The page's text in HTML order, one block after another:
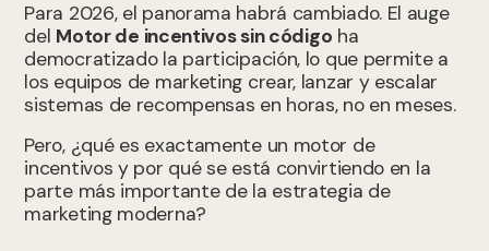
Para 2026, el panorama habrá cambiado. El auge
del Motor de incentivos sin código ha
democratizado la participación, lo que permite a
los equipos de marketing crear, lanzar y escalar
sistemas de recompensas en horas, no en meses.
Pero, ¿qué es exactamente un motor de
incentivos y por qué se está convirtiendo en la
parte más importante de la estrategia de
marketing moderna?